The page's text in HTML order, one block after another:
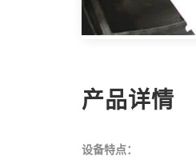
产品详情
设备特点：